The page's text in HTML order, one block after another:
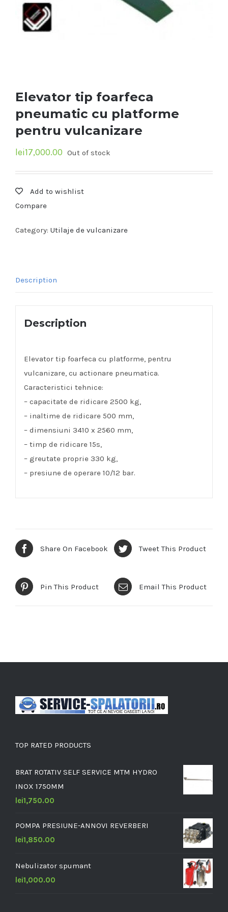
Elevator tip foarfeca
pneumatic cu platforme
pentru vulcanizare
lei17,000.00 Out of stock
Add to wishlist
Compare
Category: Utilaje de vulcanizare
Description
Description
Elevator tip foarfeca cu platforme, pentru
vulcanizare, cu actionare pneumatica.
Caracteristici tehnice:
– capacitate de ridicare 2500 kg,
– inaltime de ridicare 500 mm,
– dimensiuni 3410 x 2560 mm,
– timp de ridicare 15s,
– greutate proprie 330 kg,
– presiune de operare 10/12 bar.
Share On Facebook Tweet This Product
Pin This Product Email This Product
TOP RATED PRODUCTS
BRAT ROTATIV SELF SERVICE MTM HYDRO
INOX 1750MM
lei1,750.00
POMPA PRESIUNE-ANNOVI REVERBERI
lei1,850.00
Nebulizator spumant
lei1,000.00